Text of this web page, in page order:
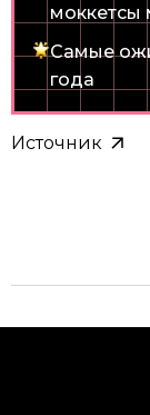
моккетсы
Самые
года
Источник